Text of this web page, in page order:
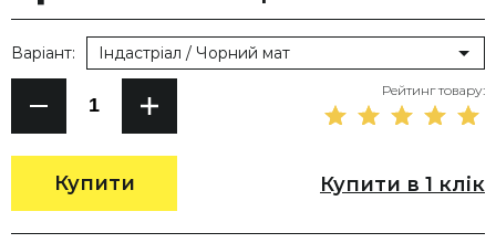
Купити
Варіант: Індастріал / Чорний мат
Рейтинг товару:
Купити в 1 клік